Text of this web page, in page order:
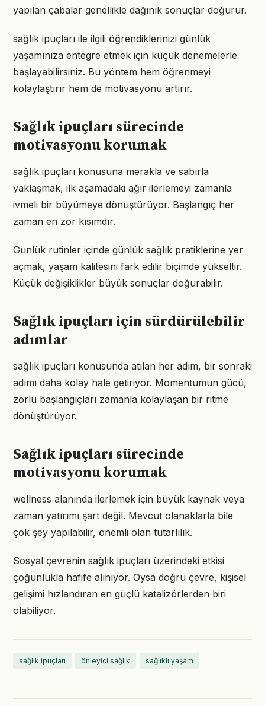
yapılan çabalar genellikle dağınık sonuçlar doğurur.
sağlık ipuçları ile ilgili öğrendiklerinizi günlük
yaşamınıza entegre etmek için küçük denemelerle
başlayabilirsiniz. Bu yöntem hem öğrenmeyi
kolaylaştırır hem de motivasyonu artırır.
Sağlık ipuçları sürecinde
motivasyonu korumak
sağlık ipuçları konusuna merakla ve sabırla
yaklaşmak, ilk aşamadaki ağır ilerlemeyi zamanla
ivmeli bir büyümeye dönüştürüyor. Başlangıç her
zaman en zor kısımdır.
Günlük rutinler içinde günlük sağlık pratiklerine yer
açmak, yaşam kalitesini fark edilir biçimde yükseltir.
Küçük değişiklikler büyük sonuçlar doğurabilir.
Sağlık ipuçları için sürdürülebilir
adımlar
sağlık ipuçları konusunda atılan her adım, bir sonraki
adımı daha kolay hale getiriyor. Momentumun gücü,
zorlu başlangıçları zamanla kolaylaşan bir ritme
dönüştürüyor.
Sağlık ipuçları sürecinde
motivasyonu korumak
wellness alanında ilerlemek için büyük kaynak veya
zaman yatırımı şart değil. Mevcut olanaklarla bile
çok şey yapılabilir, önemli olan tutarlılık.
Sosyal çevrenin sağlık ipuçları üzerindeki etkisi
çoğunlukla hafife alınıyor. Oysa doğru çevre, kişisel
gelişimi hızlandıran en güçlü katalizörlerden biri
olabiliyor.
sağlık ipuçları önleyici sağlık sağlıklı yaşam